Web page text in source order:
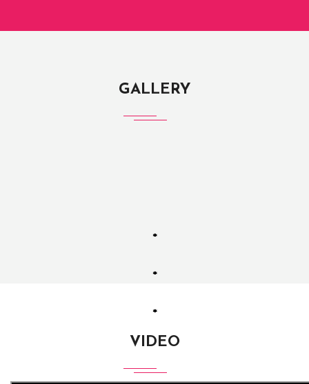
GALLERY
*
*
*
VIDEO